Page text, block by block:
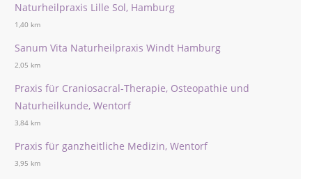
Naturheilpraxis Lille Sol, Hamburg
1,40 km
Sanum Vita Naturheilpraxis Windt Hamburg
2,05 km
Praxis für Craniosacral-Therapie, Osteopathie und
Naturheilkunde, Wentorf
3,84 km
Praxis für ganzheitliche Medizin, Wentorf
3,95 km